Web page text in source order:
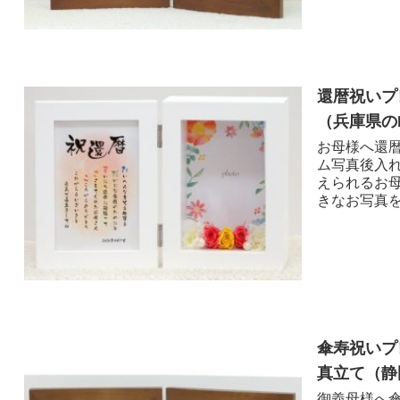
還暦祝い
（兵庫県
お母様へ還
ム写真後入
えられるお
きなお写真
傘寿祝い
真立て（